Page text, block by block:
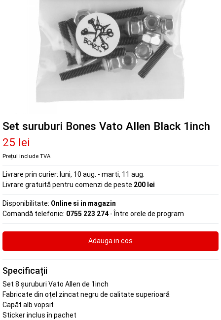
Set suruburi Bones Vato Allen Black 1inch
25 lei
Prețul include TVA
Livrare prin curier: luni, 10 aug. - marti, 11 aug.
Livrare gratuită pentru comenzi de peste 200 lei
Disponibilitate: Online si in magazin
Comandă telefonic: 0755 223 274 - Între orele de program
Specificații
Set 8 șuruburi Vato Allen de 1inch
Fabricate din oțel zincat negru de calitate superioară
Capăt alb vopsit
Sticker inclus în pachet